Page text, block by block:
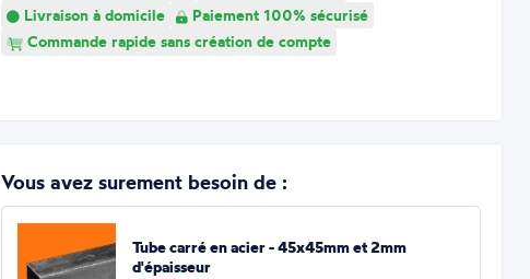
Livraison à domicile
Paiement 100% sécurisé
Commande rapide sans création de compte
Vous avez surement besoin de :
Tube carré en acier - 45x45mm et 2mm
d'épaisseur